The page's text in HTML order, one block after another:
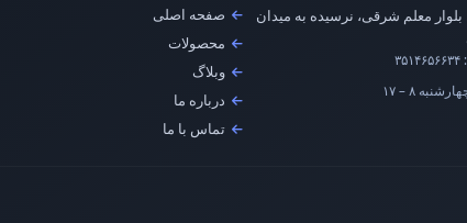
معلم شرقی، نرسیده به میدان
۳۵۱۴۶۵۶۶۳۴
۸ – ۱۷
صفحه اصلی
محصولات
وبلاگ
درباره ما
تماس با ما